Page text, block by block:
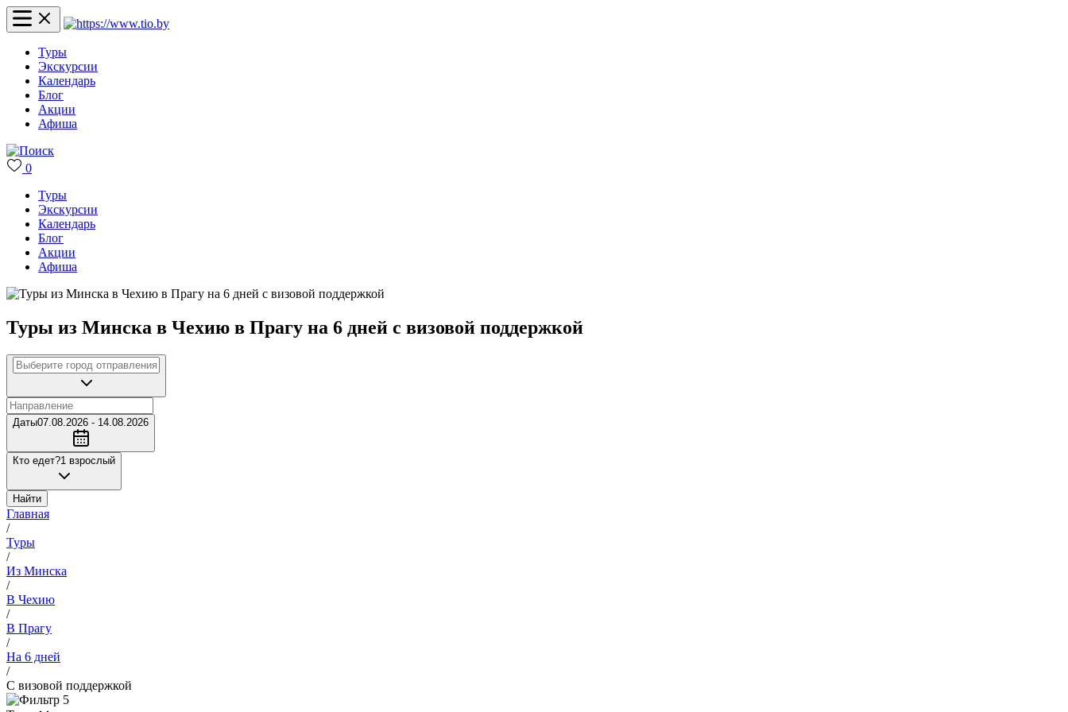
Туры
Экскурсии
Календарь
Блог
Акции
Афиша
0
Туры
Экскурсии
Календарь
Блог
Акции
Афиша
Туры из Минска в Чехию в Прагу на 6 дней с визовой поддержкой
Даты07.08.2026 - 14.08.2026
Кто едет?1 взрослый
Найти
Главная
/
Туры
/
Из Минска
/
В Чехию
/
В Прагу
/
На 6 дней
/
С визовой поддержкой
5